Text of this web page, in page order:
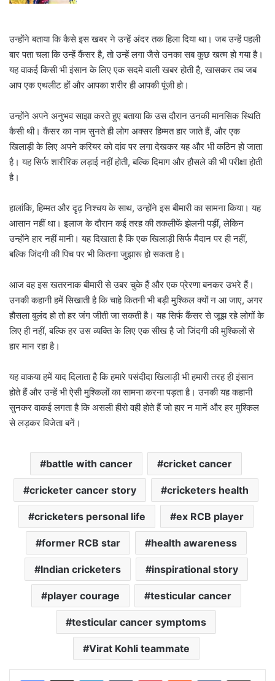
उन्होंने बताया कि कैसे इस खबर ने उन्हें अंदर तक हिला दिया था। जब उन्हें पहली
बार पता चला कि उन्हें कैंसर है, तो उन्हें लगा जैसे उनका सब कुछ खत्म हो गया है।
यह वाकई किसी भी इंसान के लिए एक सदमे वाली खबर होती है, खासकर तब जब
आप एक एथलीट हों और आपका शरीर ही आपकी पूंजी हो।
उन्होंने अपने अनुभव साझा करते हुए बताया कि उस दौरान उनकी मानसिक स्थिति
कैसी थी। कैंसर का नाम सुनते ही लोग अक्सर हिम्मत हार जाते हैं, और एक
खिलाड़ी के लिए अपने करियर को दांव पर लगा देखकर यह और भी कठिन हो जाता
है। यह सिर्फ शारीरिक लड़ाई नहीं होती, बल्कि दिमाग और हौसले की भी परीक्षा होती
है।
हालांकि, हिम्मत और दृढ़ निश्चय के साथ, उन्होंने इस बीमारी का सामना किया। यह
आसान नहीं था। इलाज के दौरान कई तरह की तकलीफें झेलनी पड़ीं, लेकिन
उन्होंने हार नहीं मानी। यह दिखाता है कि एक खिलाड़ी सिर्फ मैदान पर ही नहीं,
बल्कि जिंदगी की पिच पर भी कितना जुझारू हो सकता है।
आज वह इस खतरनाक बीमारी से उबर चुके हैं और एक प्रेरणा बनकर उभरे हैं।
उनकी कहानी हमें सिखाती है कि चाहे कितनी भी बड़ी मुश्किल क्यों न आ जाए, अगर
हौसला बुलंद हो तो हर जंग जीती जा सकती है। यह सिर्फ कैंसर से जूझ रहे लोगों के
लिए ही नहीं, बल्कि हर उस व्यक्ति के लिए एक सीख है जो जिंदगी की मुश्किलों से
हार मान रहा है।
यह वाकया हमें याद दिलाता है कि हमारे पसंदीदा खिलाड़ी भी हमारी तरह ही इंसान
होते हैं और उन्हें भी ऐसी मुश्किलों का सामना करना पड़ता है। उनकी यह कहानी
सुनकर वाकई लगता है कि असली हीरो वही होते हैं जो हार न मानें और हर मुश्किल
से लड़कर विजेता बनें।
battle with cancer cricket cancer
cricketer cancer story cricketers health
cricketers personal life ex RCB player
former RCB star health awareness
Indian cricketers inspirational story
player courage testicular cancer
testicular cancer symptoms
Virat Kohli teammate